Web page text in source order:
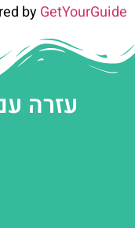
byGetYourGuide
עזרה